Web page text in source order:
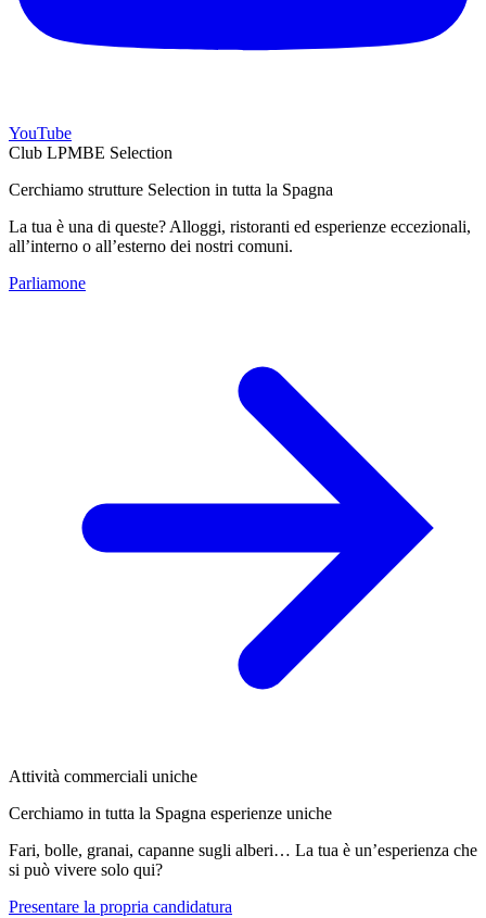
YouTube
Club LPMBE Selection
Cerchiamo strutture Selection in tutta la Spagna
La tua è una di queste? Alloggi, ristoranti ed esperienze eccezionali,
all’interno o all’esterno dei nostri comuni.
Parliamone
Attività commerciali uniche
Cerchiamo in tutta la Spagna esperienze uniche
Fari, bolle, granai, capanne sugli alberi… La tua è un’esperienza che
si può vivere solo qui?
Presentare la propria candidatura